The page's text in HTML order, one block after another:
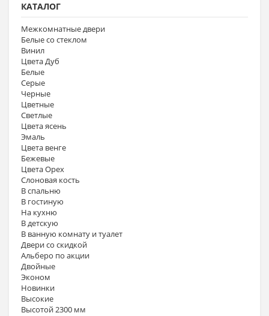
КАТАЛОГ
Межкомнатные двери
Белые со стеклом
Винил
Цвета Дуб
Белые
Серые
Черные
Цветные
Светлые
Цвета ясень
Эмаль
Цвета венге
Бежевые
Цвета Орех
Слоновая кость
В спальню
В гостиную
На кухню
В детскую
В ванную комнату и туалет
Двери со скидкой
Альберо по акции
Двойные
Эконом
Новинки
Высокие
Высотой 2300 мм